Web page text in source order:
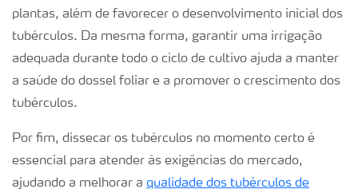
plantas, além de favorecer o desenvolvimento inicial dos
tubérculos. Da mesma forma, garantir uma irrigação
adequada durante todo o ciclo de cultivo ajuda a manter
a saúde do dossel foliar e a promover o crescimento dos
tubérculos.
Por fim, dissecar os tubérculos no momento certo é
essencial para atender às exigências do mercado,
ajudando a melhorar a qualidade dos tubérculos de